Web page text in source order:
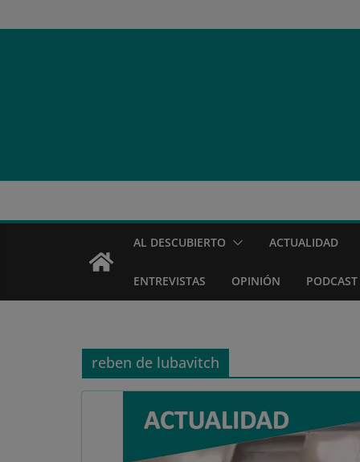
al
AL DESCUBIERTO ACTUALIDAD
ENTREVISTAS OPINIÓN PODCAST
reben de lubavitch